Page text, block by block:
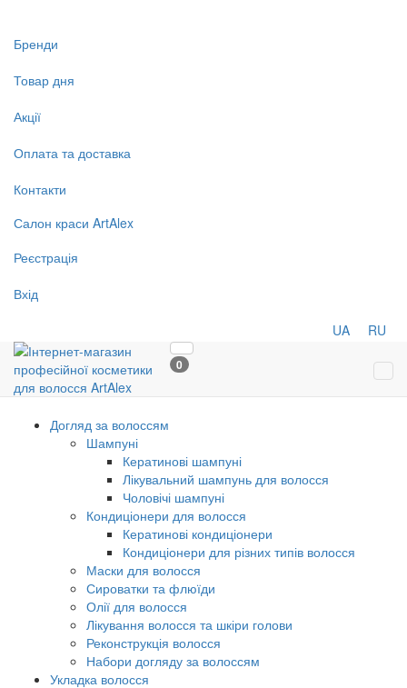
Бренди
Товар дня
Акції
Оплата та доставка
Контакти
Салон краси ArtAlex
Реєстрація
Вхід
UA RU
0
Догляд за волоссям
Шампуні
Кератинові шампуні
Лікувальний шампунь для волосся
Чоловічі шампуні
Кондиціонери для волосся
Кератинові кондиціонери
Кондиціонери для різних типів волосся
Маски для волосся
Сироватки та флюїди
Олії для волосся
Лікування волосся та шкіри голови
Реконструкція волосся
Набори догляду за волоссям
Укладка волосся